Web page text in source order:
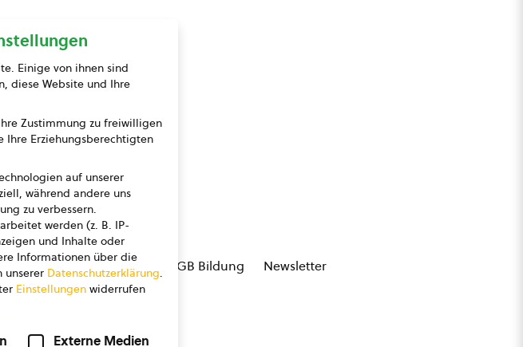
AGB Marketing GmbH AGB Bildung Newsletter
Einige von ihnen sind
diese Website und Ihre
Zustimmung zu freiwilligen
Ihre Erziehungsberechtigten
auf unserer
während andere uns
zu verbessern.
werden (z. B. IP-
und Inhalte oder
Informationen über die
unserer Datenschutzerklärung.
Einstellungen widerrufen
Externe Medien